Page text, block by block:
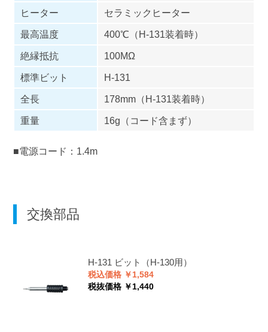
ヒーター
セラミックヒーター
最高温度
400℃（H-131装着時）
絶縁抵抗
100MΩ
標準ビット
H-131
全長
178mm（H-131装着時）
重量
16g（コード含まず）
■電源コード：1.4m
交換部品
H-131 ビット（H-130用）
税込価格 ￥1,584
税抜価格 ￥1,440